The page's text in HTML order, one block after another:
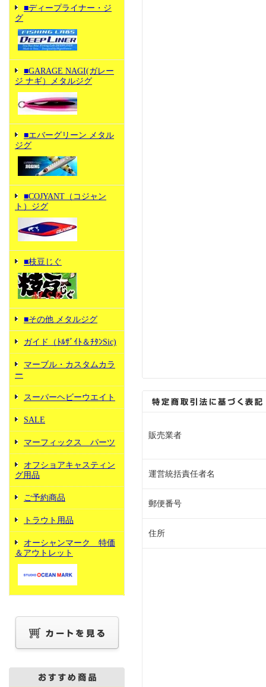
■ディープライナー・ジ
グ
■GARAGE NAGI(ガレー
ジ ナギ）メタルジグ
■エバーグリーン メタル
ジグ
■COJYANT（コジャン
ト）ジグ
■枝豆じぐ
■その他 メタルジグ
ガイド（ﾄﾙｻﾞｲﾄ＆ﾁﾀﾝSic)
マーブル・カスタムカラ
ー
スーパーヘビーウエイト
SALE
マーフィックス パーツ
オフショアキャスティン
グ用品
ご予約商品
トラウト用品
オーシャンマーク 特価
＆アウトレット
販売業者
運営統括責任者名
郵便番号
住所